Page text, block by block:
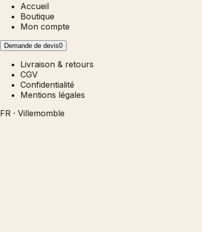
Accueil
Boutique
Mon compte
Demande de devis0
Livraison & retours
CGV
Confidentialité
Mentions légales
FR · Villemomble